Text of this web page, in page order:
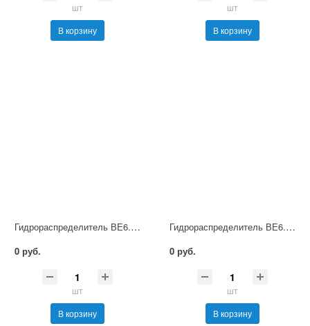
шт
В корзину
шт
В корзину
Гидрораспределитель ВЕ6.24 Г12 НМ УХЛ4
0 руб.
шт
В корзину
Гидрораспределитель ВЕ6.24 Г24 НМ УХЛ4
0 руб.
шт
В корзину